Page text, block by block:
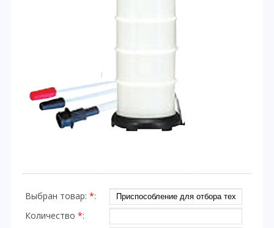
Выбран товар: *:
Количество *: